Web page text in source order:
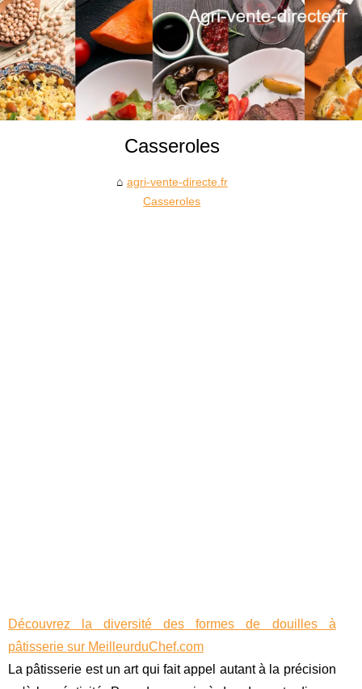
Casseroles
agri-vente-directe.fr
Casseroles
Découvrez la diversité des formes de douilles à
pâtisserie sur MeilleurduChef.com
La pâtisserie est un art qui fait appel autant à la précision